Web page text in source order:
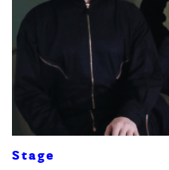
Stage
SHARE TWEET